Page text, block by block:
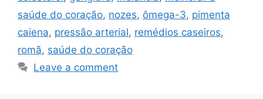
saúde do coração, nozes, ômega-3, pimenta
caiena, pressão arterial, remédios caseiros,
romã, saúde do coração
Leave a comment